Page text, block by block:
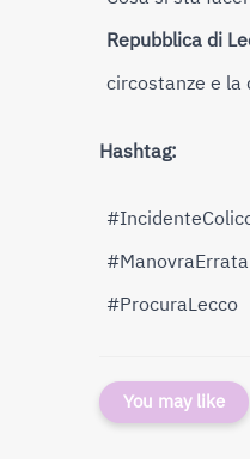
Repubblica di
circostanze e
Hashtag:
#ManovraErrata
#ProcuraLecco
You may like